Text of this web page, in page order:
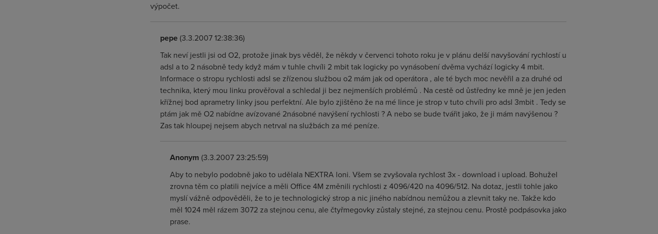
výpočet.
pepe(3.3.2007 12:38:36)
Tak neví jestli jsi od O2, protože jinak bys věděl, že někdy v červenci tohoto roku je v plánu delší navyšování rychlostí u
adsl a to 2 násobně tedy když mám v tuhle chvíli 2 mbit tak logicky po vynásobení dvěma vychází logicky 4 mbit.
Informace o stropu rychlosti adsl se zřízenou službou o2 mám jak od operátora , ale té bych moc nevěřil a za druhé od
technika, který mou linku prověřoval a schledal ji bez nejmenších problémů . Na cestě od ůstředny ke mně je jen jeden
křížnej bod aprametry linky jsou perfektní. Ale bylo zjištěno že na mé lince je strop v tuto chvíli pro adsl 3mbit . Tedy se
ptám jak mě O2 nabídne avízované 2násobné navýšení rychlosti ? A nebo se bude tvářit jako, že ji mám navýšenou ?
Zas tak hloupej nejsem abych netrval na službách za mé peníze.
Anonym (3.3.2007 23:25:59)
Aby to nebylo podobně jako to udělala NEXTRA loni. Všem se zvyšovala rychlost 3x - download i upload. Bohužel
zrovna těm co platili nejvíce a měli Office 4M změnili rychlosti z 4096/420 na 4096/512. Na dotaz, jestli tohle jako
myslí vážně odpověděli, že to je technologický strop a nic jiného nabídnou nemůžou a zlevnit taky ne. Takže kdo
měl 1024 měl rázem 3072 za stejnou cenu, ale čtyřmegovky zůstaly stejné, za stejnou cenu. Prostě podpásovka jako
prase.